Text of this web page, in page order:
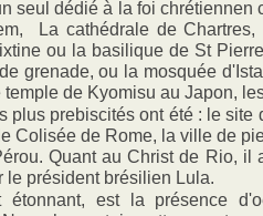
seul dédié à la foi chrétiennen
La cathédrale de
ou la basilique de St
grenade, ou la mosquée
temple de Kyomisu au Japon,
plus prebiscités ont été : le site
Colisée de Rome, la ville de
Quant au Christ de Rio, il
le président brésilien Lula.
est la présence